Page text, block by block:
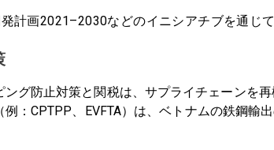
計画2021–2030などのイニシアチブを通じ
グ防止対策と関税は、サプライチェーンを
：CPTPP、EVFTA）は、ベトナムの鉄鋼輸